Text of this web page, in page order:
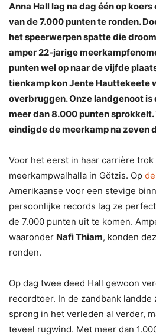
Anna Hall lag na dag één op
van de 7.000 punten te ronden.
het speerwerpen spatte die
amper 22-jarige
punten wel op naar de vijfde
tienkamp kon Jente Hauttekeete
overbruggen. Onze landgenoot
meer dan 8.000 punten
eindigde de meerkamp na zeven
Voor het eerst in haar carrière trok
meerkampwalhalla in Götzis. Op
Amerikaanse voor een stevige
persoonlijke records lag ze
de 7.000 punten uit te komen.
waaronder Nafi Thiam, konden
ronden.
Op dag twee deed Hall gewoon
recordtoer. In de zandbank landde
sprong in het verleden al verder,
teveel rugwind. Met meer dan